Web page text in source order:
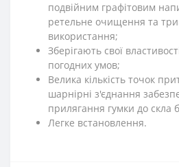
подвійним графітовим
ретельне очищення та
використання;
Зберігають свої
погодних умов;
Велика кількість точок
шарнірні з'єднання
прилягання гумки до скла
Легке встановлення.